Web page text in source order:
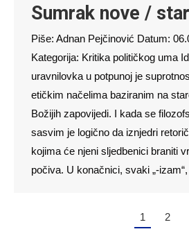
Sumrak nove /
Piše: Adnan Pejčinović Datum:
Kategorija: Kritika političkog uma
uravnilovka u potpunoj je
etičkim načelima baziranim na
Božijih zapovijedi. I kada se
sasvim je logično da iznjedri
kojima će njeni sljedbenici braniti
počiva. U konačnici, svaki „-
1 2